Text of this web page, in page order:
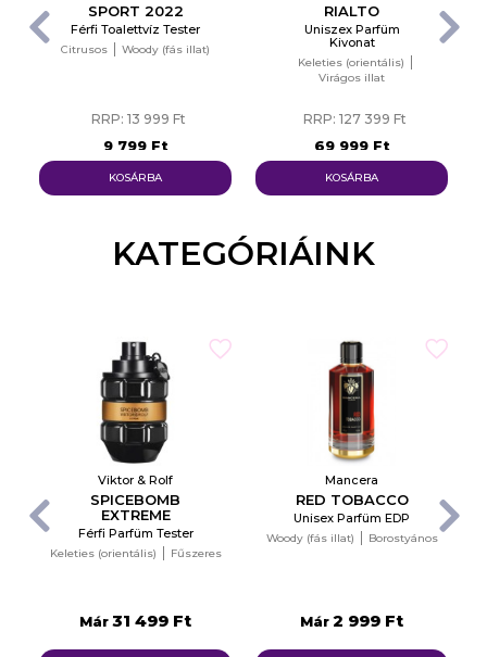
SPORT 2022
Férfi Toalettvíz Tester
Citrusos Woody (fás illat)
RRP: 13 999 Ft
9 799 Ft
KOSÁRBA
RIALTO
Uniszex Parfüm
Kivonat
Keleties (orientális)
Virágos illat
RRP: 127 399 Ft
69 999 Ft
KOSÁRBA
KATEGÓRIÁINK
Viktor & Rolf
SPICEBOMB
EXTREME
Férfi Parfüm Tester
Keleties (orientális) Fűszeres
Már31 499 Ft
Mancera
RED TOBACCO
Unisex Parfüm EDP
Woody (fás illat) Borostyános
Már2 999 Ft